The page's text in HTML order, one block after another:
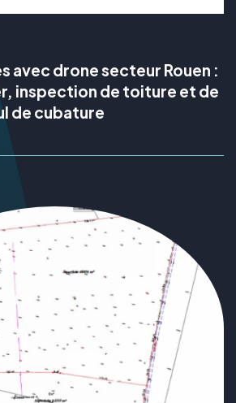
avec drone secteur Rouen :
inspection de toiture et de
de cubature